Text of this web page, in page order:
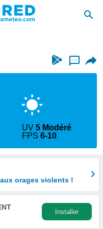
...
UV5 Modéré
FPS6-10
orages violents !
Installer